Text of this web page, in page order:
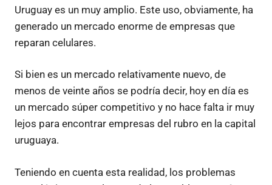
Uruguay es un muy amplio. Este uso, obviamente, ha
generado un mercado enorme de empresas que
reparan celulares.
Si bien es un mercado relativamente nuevo, de
menos de veinte años se podría decir, hoy en día es
un mercado súper competitivo y no hace falta ir muy
lejos para encontrar empresas del rubro en la capital
uruguaya.
Teniendo en cuenta esta realidad, los problemas